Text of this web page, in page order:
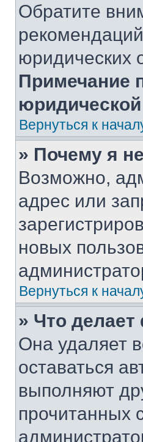
Обратите
юридических
Примечание
Вернуться к
» Почему я
Возможно,
адрес или
новых
Вернуться к
» Что
Она удаляет
оставаться
выполняют
прочитанных